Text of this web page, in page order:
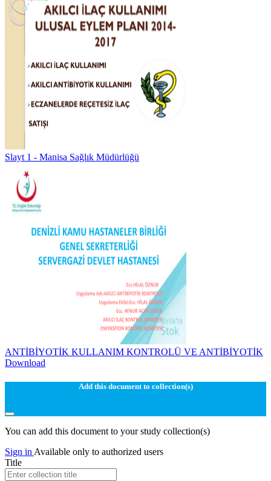
Slayt 1 - Manisa Sağlık Müdürlüğü
ANTİBİYOTİK KULLANIM KONTROLÜ VE ANTİBİYOTİK
Download
Add this document to collection(s)
You can add this document to your study collection(s)
Sign in Available only to authorized users
Title